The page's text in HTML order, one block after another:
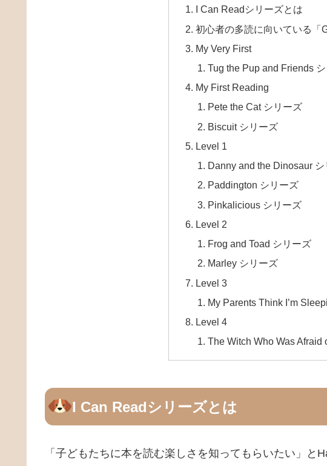
I Can Readシリーズとは
初心者の多読に向いている「
My Very First
Tug the Pup and Friends
My First Reading
Pete the Cat シリーズ
Biscuit シリーズ
Level 1
Danny and the Dinosaur シ
Paddington シリーズ
Pinkalicious シリーズ
Level 2
Frog and Toad シリーズ
Marley シリーズ
Level 3
My Parents Think I’m
Level 4
The Witch Who Was Afraid
I Can Readシリーズとは
「子どもたちに本を読む楽しさを知ってもらいたい」と